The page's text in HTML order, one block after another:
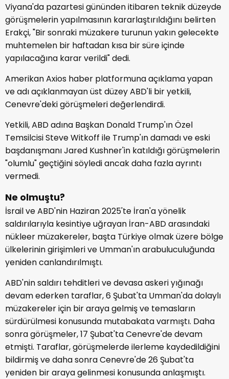
Viyana'da pazartesi gününden itibaren teknik düzeyde
görüşmelerin yapılmasının kararlaştırıldığını belirten
Erakçi, "Bir sonraki müzakere turunun yakın gelecekte
muhtemelen bir haftadan kısa bir süre içinde
yapılacağına karar verildi" dedi.
Amerikan Axios haber platformuna açıklama yapan
ve adı açıklanmayan üst düzey ABD'li bir yetkili,
Cenevre'deki görüşmeleri değerlendirdi.
Yetkili, ABD adına Başkan Donald Trump'ın Özel
Temsilcisi Steve Witkoff ile Trump'ın damadı ve eski
başdanışmanı Jared Kushner'in katıldığı görüşmelerin
"olumlu" geçtiğini söyledi ancak daha fazla ayrıntı
vermedi.
Ne olmuştu?
İsrail ve ABD'nin Haziran 2025'te İran'a yönelik
saldırılarıyla kesintiye uğrayan İran-ABD arasındaki
nükleer müzakereler, başta Türkiye olmak üzere bölge
ülkelerinin girişimleri ve Umman'ın arabuluculuğunda
yeniden canlandırılmıştı.
ABD'nin saldırı tehditleri ve devasa askeri yığınağı
devam ederken taraflar, 6 Şubat'ta Umman'da dolaylı
müzakereler için bir araya gelmiş ve temasların
sürdürülmesi konusunda mutabakata varmıştı. Daha
sonra görüşmeler, 17 Şubat'ta Cenevre'de devam
etmişti. Taraflar, görüşmelerde ilerleme kaydedildiğini
bildirmiş ve daha sonra Cenevre'de 26 Şubat'ta
yeniden bir araya gelinmesi konusunda anlaşmıştı.